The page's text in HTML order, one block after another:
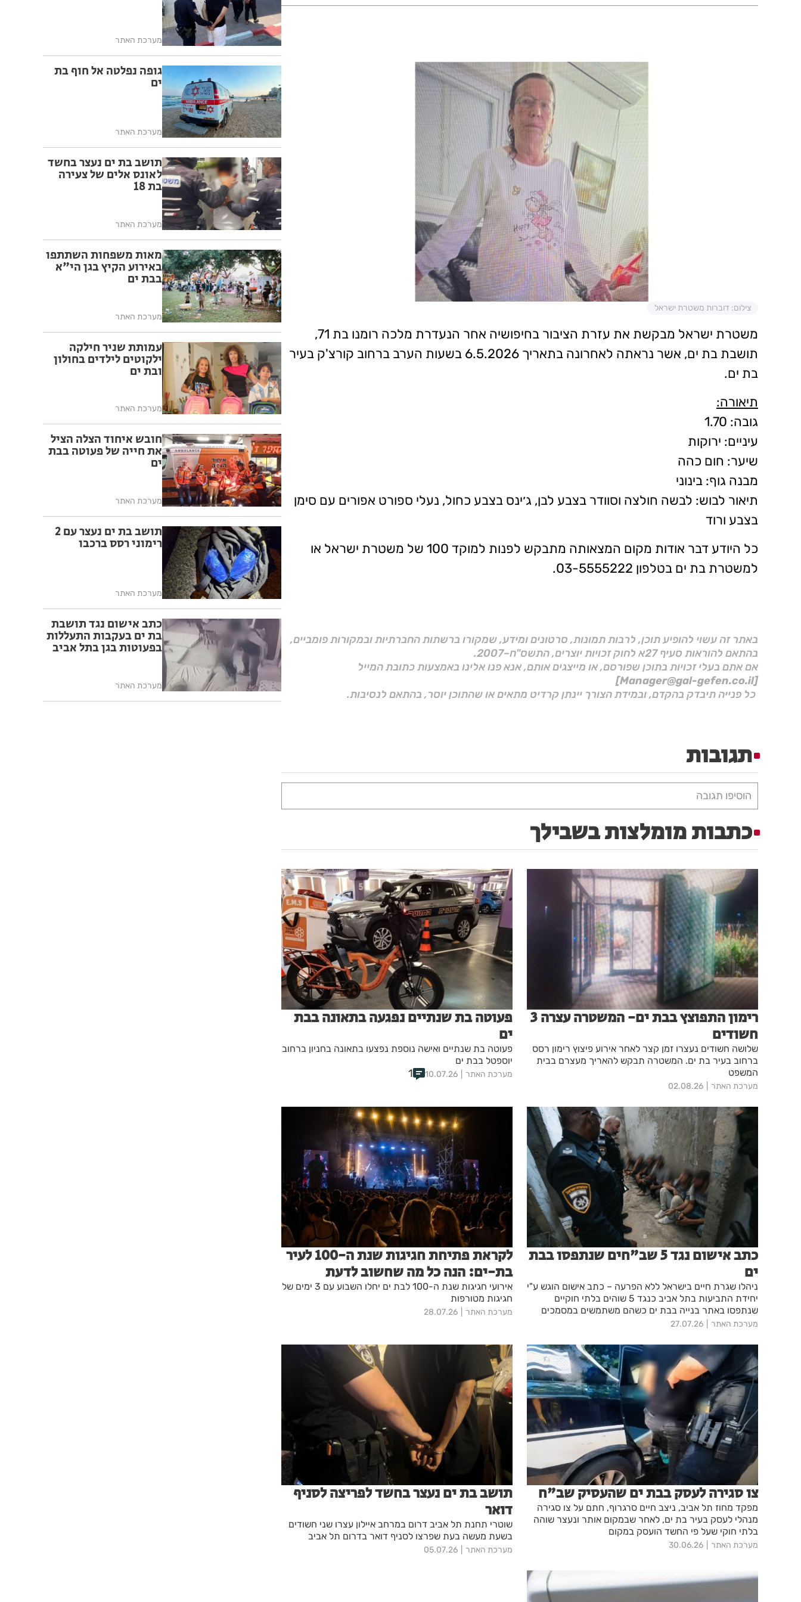
צילום: דוברות משטרת ישראל
משטרת ישראל מבקשת את עזרת הציבור בחיפושיה אחר הנעדרת מלכה רומנו בת 71,
תושבת בת ים, אשר נראתה לאחרונה בתאריך 6.5.2026 בשעות הערב ברחוב קורצ'ק בעיר
בת ים.
תיאורה:
גובה: 1.70
עיניים: ירוקות
שיער: חום כהה
מבנה גוף: בינוני
תיאור לבוש: לבשה חולצה וסוודר בצבע לבן, ג׳ינס בצבע כחול, נעלי ספורט אפורים עם סימן
בצבע ורוד
כל היודע דבר אודות מקום המצאותה מתבקש לפנות למוקד 100 של משטרת ישראל או
למשטרת בת ים בטלפון 03-5555222.
באתר זה עשוי להופיע תוכן, לרבות תמונות, סרטונים ומידע, שמקורו ברשתות החברתיות ובמקורות פומביים,
בהתאם להוראות סעיף 27א לחוק זכויות יוצרים, התשס"ח–2007.
אם אתם בעלי זכויות בתוכן שפורסם, או מייצגים אותם, אנא פנו אלינו באמצעות כתובת המייל
[Manager@gal-gefen.co.il]
כל פנייה תיבדק בהקדם, ובמידת הצורך יינתן קרדיט מתאים או שהתוכן יוסר, בהתאם לנסיבות.
תגובות
הוסיפו תגובה
כתבות מומלצות בשבילך
רימון התפוצץ בבת ים- המשטרה עצרה 3
חשודים
שלושה חשודים נעצרו זמן קצר לאחר אירוע פיצוץ רימון רסס
ברחוב בעיר בת ים. המשטרה תבקש להאריך מעצרם בבית
המשפט
מערכת האתר 02.08.26
פעוטה בת שנתיים נפגעה בתאונה בבת
ים
פעוטה בת שנתיים ואישה נוספת נפצעו בתאונה בחניון ברחוב
יוספטל בבת ים
מערכת האתר 10.07.26
1
כתב אישום נגד 5 שב"חים שנתפסו בבת
ים
ניהלו שגרת חיים בישראל ללא הפרעה – כתב אישום הוגש ע"י
יחידת התביעות בתל אביב כנגד 5 שוהים בלתי חוקיים
שנתפסו באתר בנייה בבת ים כשהם משתמשים במסמכים
מזויפים
מערכת האתר 27.07.26
לקראת פתיחת חגיגות שנת ה-100 לעיר
בת-ים: הנה כל מה שחשוב לדעת
אירועי חגיגות שנת ה-100 לבת ים יחלו השבוע עם 3 ימים של
חגיגות מטורפות
מערכת האתר 28.07.26
צו סגירה לעסק בבת ים שהעסיק שב"ח
מפקד מחוז תל אביב, ניצב חיים סרגרוף, חתם על צו סגירה
מנהלי לעסק בעיר בת ים, לאחר שבמקום אותר ונעצר שוהה
בלתי חוקי שעל פי החשד הועסק במקום
מערכת האתר 30.06.26
תושב בת ים נעצר בחשד לפריצה לסניף
דואר
שוטרי תחנת תל אביב דרום במרחב איילון עצרו שני חשודים
בשעת מעשה בעת שפרצו לסניף דואר בדרום תל אביב
מערכת האתר 05.07.26
מערכת האתר
גופה נפלטה אל חוף בת
ים
מערכת האתר
תושב בת ים נעצר בחשד
לאונס אלים של צעירה
בת 18
מערכת האתר
מאות משפחות השתתפו
באירוע הקיץ בגן הי"א
בבת ים
מערכת האתר
עמותת שניר חילקה
ילקוטים לילדים בחולון
ובת ים
מערכת האתר
חובש איחוד הצלה הציל
את חייה של פעוטה בבת
ים
מערכת האתר
תושב בת ים נעצר עם 2
רימוני רסס ברכבו
מערכת האתר
כתב אישום נגד תושבת
בת ים בעקבות התעללות
בפעוטות בגן בתל אביב
מערכת האתר